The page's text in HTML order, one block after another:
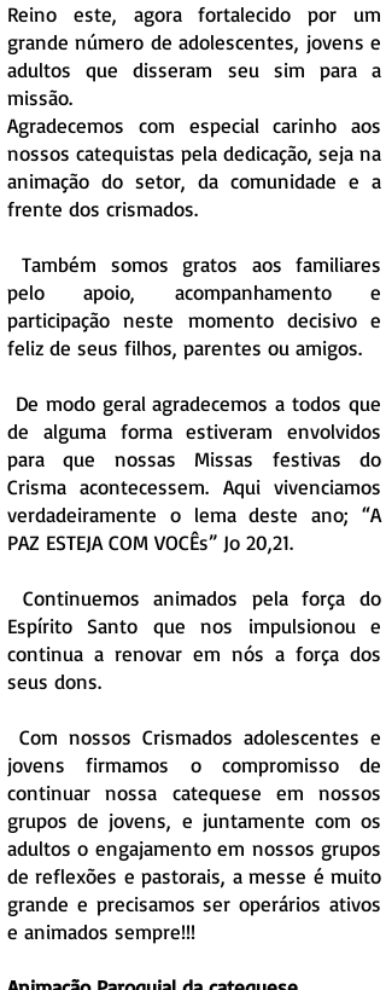
Reino este, agora fortalecido por um
grande número de adolescentes, jovens e
adultos que disseram seu sim para a
missão.
Agradecemos com especial carinho aos
nossos catequistas pela dedicação, seja na
animação do setor, da comunidade e a
frente dos crismados.
Também somos gratos aos familiares
pelo apoio, acompanhamento e
participação neste momento decisivo e
feliz de seus filhos, parentes ou amigos.
De modo geral agradecemos a todos que
de alguma forma estiveram envolvidos
para que nossas Missas festivas do
Crisma acontecessem. Aqui vivenciamos
verdadeiramente o lema deste ano; “A
PAZ ESTEJA COM VOCÊs” Jo 20,21.
Continuemos animados pela força do
Espírito Santo que nos impulsionou e
continua a renovar em nós a força dos
seus dons.
Com nossos Crismados adolescentes e
jovens firmamos o compromisso de
continuar nossa catequese em nossos
grupos de jovens, e juntamente com os
adultos o engajamento em nossos grupos
de reflexões e pastorais, a messe é muito
grande e precisamos ser operários ativos
e animados sempre!!!